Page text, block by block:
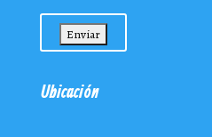
Ubicación